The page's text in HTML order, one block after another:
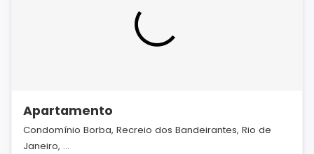
Apartamento
Condomínio Borba, Recreio dos Bandeirantes, Rio de
Janeiro, ...